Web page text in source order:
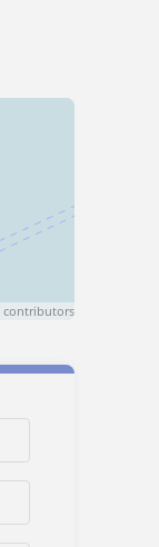
contributors